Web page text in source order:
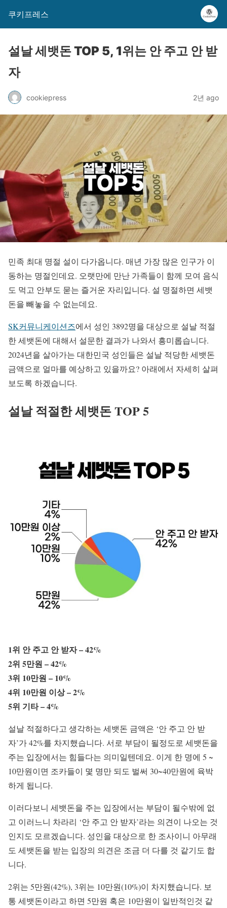
쿠키프레스
설날 세뱃돈 TOP 5, 1위는 안 주고 안 받
자
cookiepress 2년 ago
민족 최대 명절 설이 다가옵니다. 매년 가장 많은 인구가 이
동하는 명절인데요. 오랫만에 만난 가족들이 함께 모여 음식
도 먹고 안부도 묻는 즐거운 자리입니다. 설 명절하면 세뱃
돈을 빼놓을 수 없는데요.
SK커뮤니케이션즈에서 성인 3892명을 대상으로 설날 적절
한 세뱃돈에 대해서 설문한 결과가 나와서 흥미롭습니다.
2024년을 살아가는 대한민국 성인들은 설날 적당한 세뱃돈
금액으로 얼마를 예상하고 있을까요? 아래에서 자세히 살펴
보도록 하겠습니다.
설날 적절한 세뱃돈 TOP 5
1위 안 주고 안 받자 – 42%
2위 5만원 – 42%
3위 10만원 – 10%
4위 10만원 이상 – 2%
5위 기타 – 4%
설날 적절하다고 생각하는 세뱃돈 금액은 ‘안 주고 안 받
자’가 42%를 차지했습니다. 서로 부담이 될정도로 세뱃돈을
주는 입장에서는 힘들다는 의미일텐데요. 이게 한 명에 5 ~
10만원이면 조카들이 몇 명만 되도 벌써 30~40만원에 육박
하게 됩니다.
이러다보니 세뱃돈을 주는 입장에서는 부담이 될수밖에 없
고 이러느니 차라리 ‘안 주고 안 받자’라는 의견이 나오는 것
인지도 모르겠습니다. 성인을 대상으로 한 조사이니 아무래
도 세뱃돈을 받는 입장의 의견은 조금 더 다를 것 같기도 합
니다.
2위는 5만원(42%), 3위는 10만원(10%)이 차지했습니다. 보
통 세뱃돈이라고 하면 5만원 혹은 10만원이 일반적인것 같